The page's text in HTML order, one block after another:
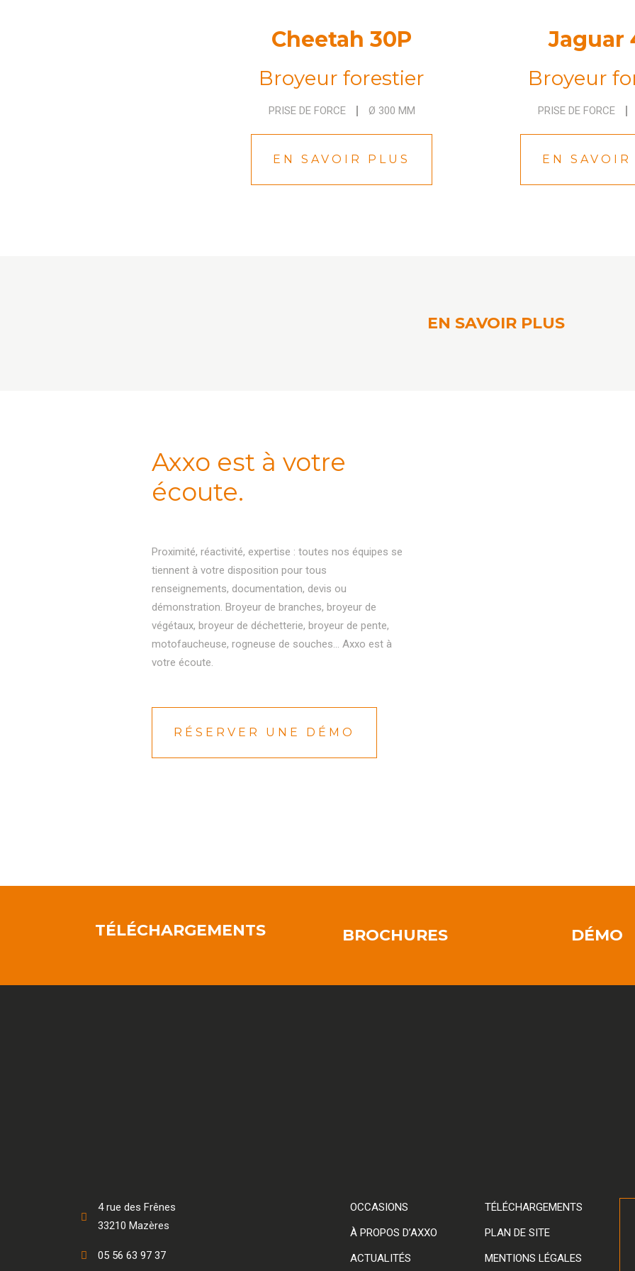
Cheetah 30P
Broyeur forestier
PRISE DE FORCE Ø 300 MM
EN SAVOIR PLUS
Jaguar
Broyeur
PRISE DE FORCE
EN SAVOIR
EN SAVOIR PLUS
Axxo est à votre
écoute.
Proximité, réactivité, expertise : toutes nos équipes se
tiennent à votre disposition pour tous
renseignements, documentation, devis ou
démonstration. Broyeur de branches, broyeur de
végétaux, broyeur de déchetterie, broyeur de pente,
motofaucheuse, rogneuse de souches… Axxo est à
votre écoute.
RÉSERVER UNE DÉMO
TÉLÉCHARGEMENTS BROCHURES DÉMO
4 rue des Frênes
33210 Mazères
05 56 63 97 37
OCCASIONS
À PROPOS D’AXXO
ACTUALITÉS
TÉLÉCHARGEMENTS
PLAN DE SITE
MENTIONS LÉGALES